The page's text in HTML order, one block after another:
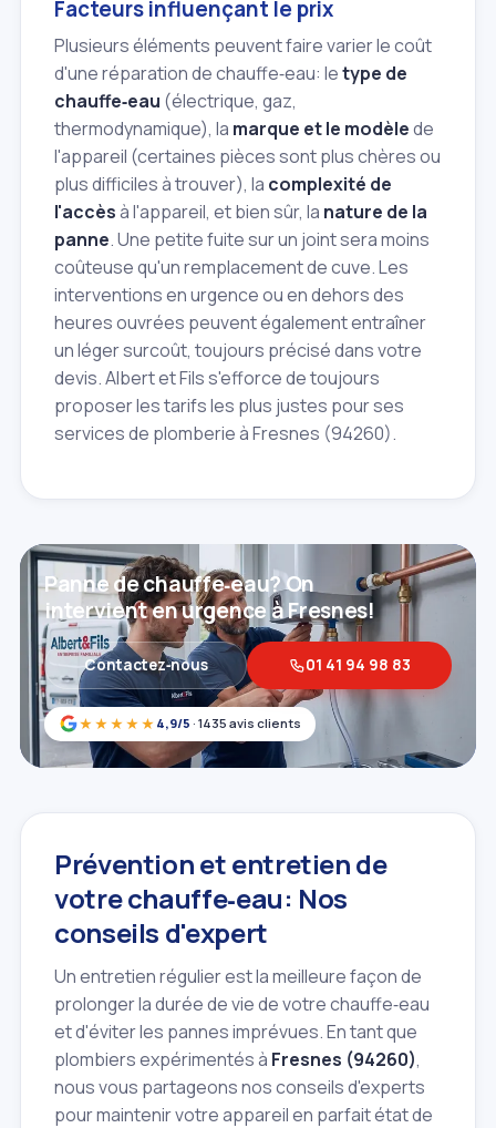
Facteurs influençant le prix
Plusieurs éléments peuvent faire varier le coût
d'une réparation de chauffe‑eau: letype de
chauffe‑eau (électrique, gaz,
thermodynamique), la marque et le modèlede
l'appareil (certaines pièces sont plus chères ou
plus difficiles à trouver), la complexité de
l'accèsà l'appareil, et bien sûr, la nature de la
panne. Une petite fuite sur un joint sera moins
coûteuse qu'un remplacement de cuve. Les
interventions en urgence ou en dehors des
heures ouvrées peuvent également entraîner
un léger surcoût, toujours précisé dans votre
devis. Albert et Fils s'efforce de toujours
proposer les tarifs les plus justes pour ses
services de plomberie à Fresnes (94260).
★★★★★ 4,9/5 · 1435 avis clients
Panne de chauffe‑eau? On
intervient en urgence à Fresnes!
Contactez‑nous 01 41 94 98 83
Prévention et entretien de
votre chauffe‑eau: Nos
conseils d'expert
Un entretien régulier est la meilleure façon de
prolonger la durée de vie de votre chauffe‑eau
et d'éviter les pannes imprévues. En tant que
plombiers expérimentés à Fresnes (94260),
nous vous partageons nos conseils d'experts
pour maintenir votre appareil en parfait état de